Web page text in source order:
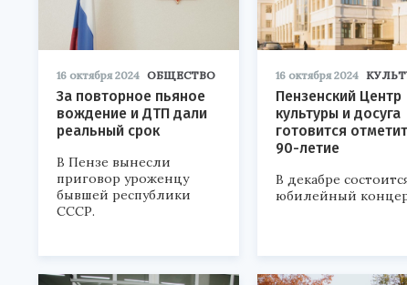
16 октября 2024 ОБЩЕСТВО
За повторное пьяное
вождение и ДТП дали
реальный срок
В Пензе вынесли
приговор уроженцу
бывшей республики
СССР.
16 октября 2024
Пензенский Центр
культуры и досуга
готовится
90-летие
В декабре
юбилейный